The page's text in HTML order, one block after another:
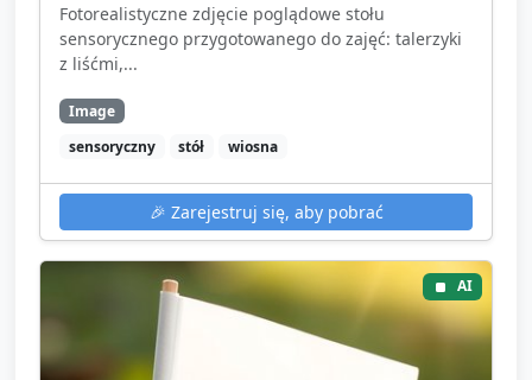
Fotorealistyczne zdjęcie poglądowe stołu
sensorycznego przygotowanego do zajęć: talerzyki
z liśćmi,...
Image
sensoryczny
stół wiosna
🎉 Zarejestruj się, aby pobrać
AI